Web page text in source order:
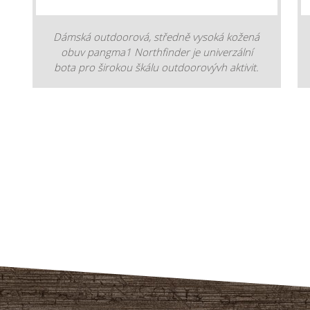
Dámská outdoorová, středně vysoká kožená
obuv pangma1 Northfinder je univerzální
bota pro širokou škálu outdoorovývh aktivit.
nadstandardní pohodlí i při delších túrách.
Podešev Vibram® XS Trek Evo představuje